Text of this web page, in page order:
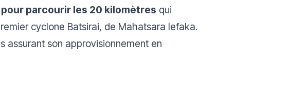
pour parcourir les 20 kilomètres qui
cyclone Batsirai, de Mahatsara Iefaka.
assurant son approvisionnement en